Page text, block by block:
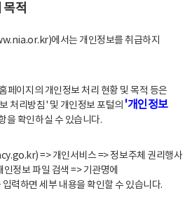
적
에서는 개인정보를 취급하지
페이지의 개인정보 처리 현황 및 목적 등은
처리방침' 및 개인정보 포털의 '개인정보
을 확인하실 수 있습니다.
=> 개인서비스 => 정보주체 권리행사
정보 파일 검색 => 기관명에
력하면 세부 내용을 확인할 수 있습니다.